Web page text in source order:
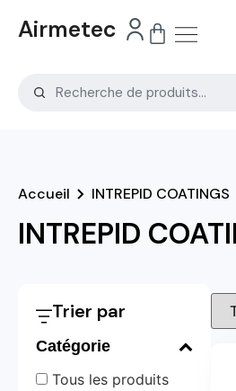
Airmetec
INTREPID
Accueil INTREPID COATINGS
Trier par
Catégorie
Tous les produits